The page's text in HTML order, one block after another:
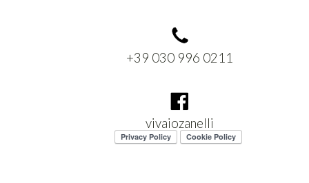
+39 030 996 0211
vivaiozanelli